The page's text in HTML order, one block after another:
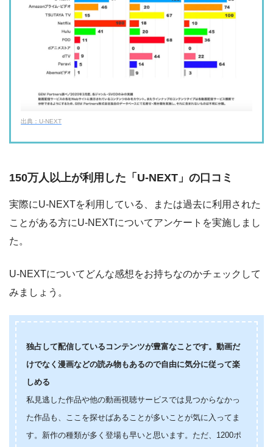
出典：U-NEXT
150万人以上が利用した「U-NEXT」の口コミ
実際にU-NEXTを利用している、または過去に利用された
ことがある方にU-NEXTについてアンケートを実施しまし
た。
U-NEXTについてどんな感想をお持ちなのかチェックして
みましょう。
独占して配信しているコンテンツが豊富なことです。動画だ
けでなく漫画などの読み物もあるので自由に気分に従って楽
しめる
私見逃した作品や他の動画視聴サービスでは見つからなかっ
た作品も、ここを探せばあることが多いことが気に入ってま
す。新作の種類が多く登場も早いと思います。ただ、1200ポ